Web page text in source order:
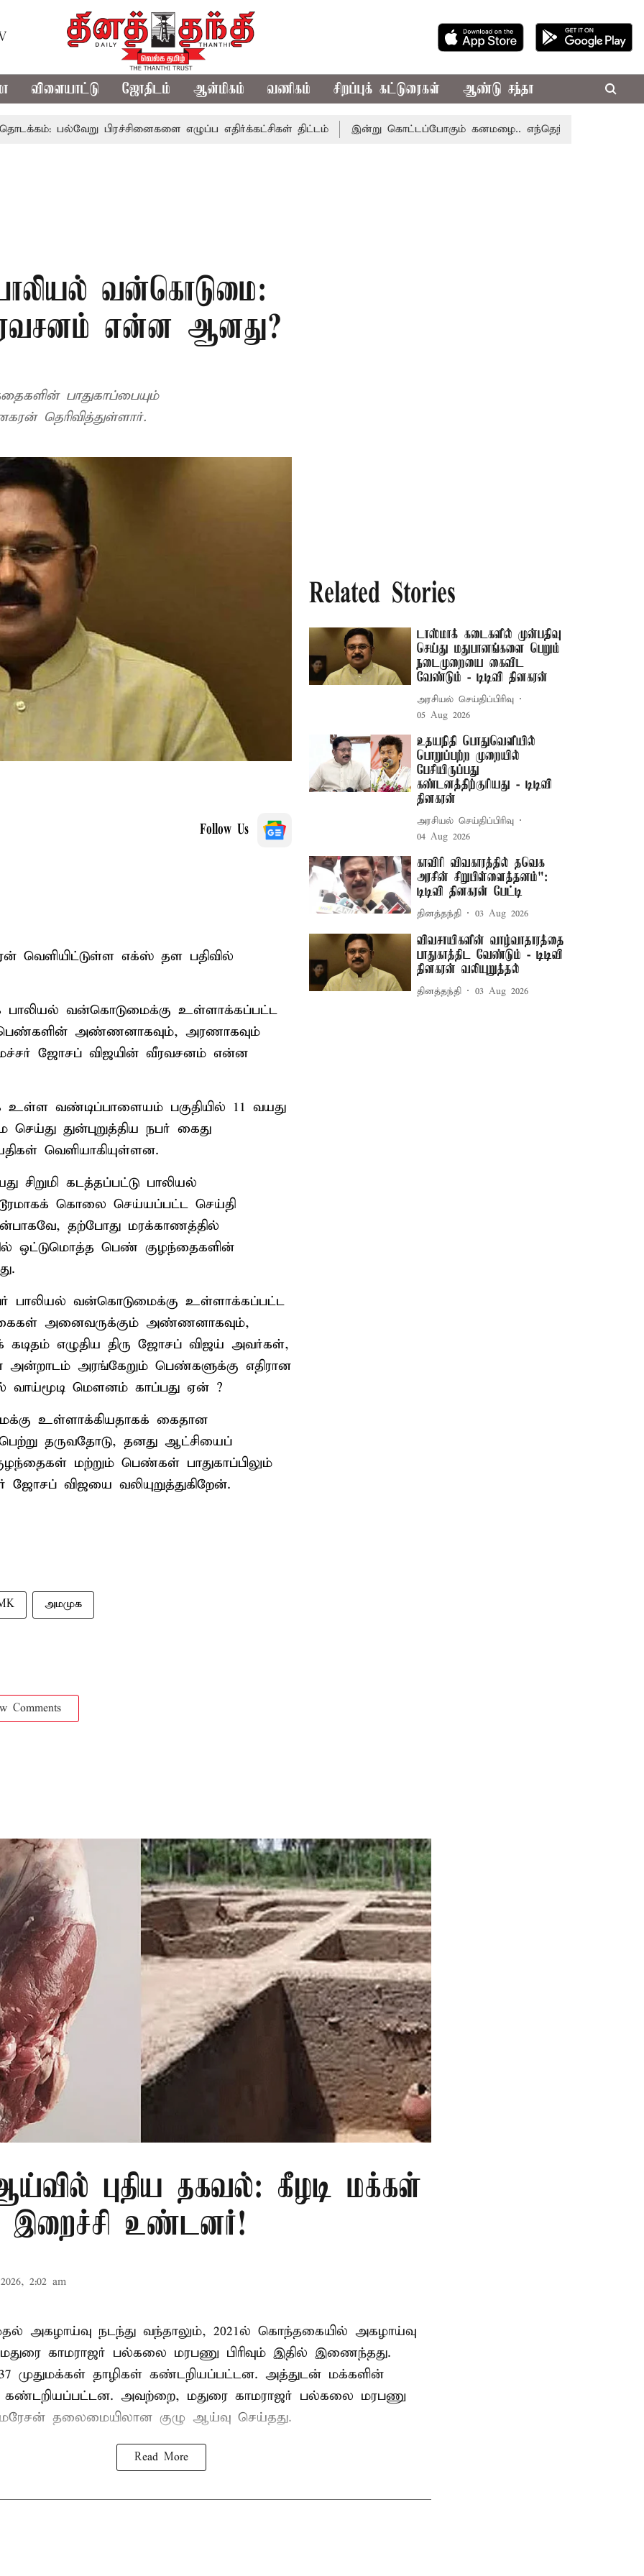
விளையாட்டு ஜோதிடம் ஆன்மிகம் வணிகம் சிறப்புக் கட்டுரைகள் ஆண்டு சந்தா
பிரச்சினைகளை எழுப்ப எதிர்க்கட்சிகள் திட்டம் இன்று கொட்டப்போகும் கனமழை.. எந்தெந்த மாவட்டங்களில்
பாலியல் வன்கொடுமை:
என்ன ஆனது?
பாதுகாப்பையும்
தெரிவித்துள்ளார்.
Follow Us
வெளியிட்டுள்ள எக்ஸ் தள பதிவில்
பாலியல் வன்கொடுமைக்கு உள்ளாக்கப்பட்ட
பெண்களின் அண்ணனாகவும், அரணாகவும்
ஜோசப் விஜயின் வீரவசனம் என்ன
உள்ள வண்டிப்பாளையம் பகுதியில் 11 வயது
துன்புறுத்திய நபர் கைது
வெளியாகியுள்ளன.
கடத்தப்பட்டு பாலியல்
கொலை செய்யப்பட்ட செய்தி
தற்போது மரக்காணத்தில்
ஒட்டுமொத்த பெண் குழந்தைகளின்
வன்கொடுமைக்கு உள்ளாக்கப்பட்ட
அனைவருக்கும் அண்ணனாகவும்,
கடிதம் எழுதிய திரு ஜோசப் விஜய் அவர்கள்,
அன்றாடம் அரங்கேறும் பெண்களுக்கு எதிரான
வாய்மூடி மௌனம் காப்பது ஏன் ?
உள்ளாக்கியதாகக் கைதான
தருவதோடு, தனது ஆட்சியைப்
மற்றும் பெண்கள் பாதுகாப்பிலும்
விஜயை வலியுறுத்துகிறேன்.
அமமுக
Comments
Related Stories
டாஸ்மாக் கடைகளில் முன்பதிவு
செய்து மதுபானங்களை பெறும்
நடைமுறையை கைவிட
வேண்டும் - டிடிவி தினகரன்
அரசியல் செய்திப்பிரிவு
05 Aug 2026
உதயநிதி பொதுவெளியில்
பொறுப்பற்ற முறையில்
பேசியிருப்பது
கண்டனத்திற்குரியது - டிடிவி
தினகரன்
அரசியல் செய்திப்பிரிவு
04 Aug 2026
காவிரி விவகாரத்தில் தவெக
அரசின் சிறுபிள்ளைத்தனம்":
டிடிவி தினகரன் பேட்டி
தினத்தந்தி 03 Aug 2026
விவசாயிகளின் வாழ்வாதாரத்தை
பாதுகாத்திட வேண்டும் - டிடிவி
தினகரன் வலியுறுத்தல்
தினத்தந்தி 03 Aug 2026
புதிய தகவல்: கீழடி மக்கள்
இறைச்சி உண்டனர்!
2:02 am
அகழாய்வு நடந்து வந்தாலும், 2021ல் கொந்தகையில் அகழாய்வு
காமராஜர் பல்கலை மரபணு பிரிவும் இதில் இணைந்தது.
முதுமக்கள் தாழிகள் கண்டறியப்பட்டன. அத்துடன் மக்களின்
கண்டறியப்பட்டன. அவற்றை, மதுரை காமராஜர் பல்கலை மரபணு
தலைமையிலான குழு ஆய்வு செய்தது.
Read More